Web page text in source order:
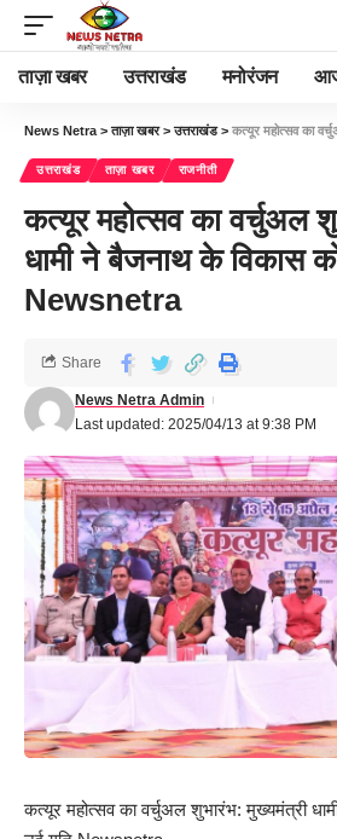
ताज़ा खबर उत्तराखंड मनोरंजन
News Netra >ताज़ा खबर>उत्तराखंड> कत्यूर महोत्सव का वर्चुअल शुभारंभ:
उत्तराखंड ताज़ा खबर राजनीती
कत्यूर महोत्सव का वर्चुअल
धामी ने बैजनाथ के विकास
Newsnetra
Last updated: 2025/04/13 at 9:38 PM
News Netra Admin
Share
कत्यूर महोत्सव का वर्चुअल शुभारंभ: मुख्यमंत्री